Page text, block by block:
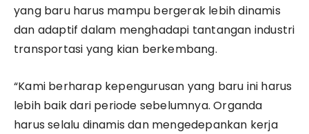
yang baru harus mampu bergerak lebih dinamis
dan adaptif dalam menghadapi tantangan industri
transportasi yang kian berkembang.
“Kami berharap kepengurusan yang baru ini harus
lebih baik dari periode sebelumnya. Organda
harus selalu dinamis dan mengedepankan kerja